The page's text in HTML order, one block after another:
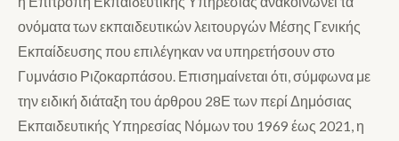
ονόματα των εκπαιδευτικών λειτουργών Μέσης Γενικής
Εκπαίδευσης που επιλέγηκαν να υπηρετήσουν στο
Γυμνάσιο Ριζοκαρπάσου. Επισημαίνεται ότι, σύμφωνα με
την ειδική διάταξη του άρθρου 28Ε των περί Δημόσιας
Εκπαιδευτικής Υπηρεσίας Νόμων του 1969 έως 2021, η